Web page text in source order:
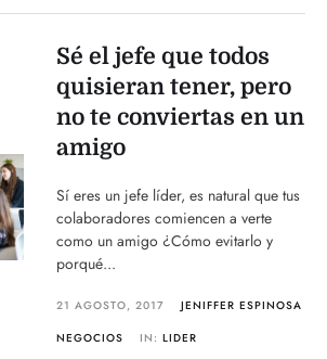
Sé el jefe que todos
quisieran tener, pero
no te conviertas en un
amigo
Sí eres un jefe líder, es natural que tus
colaboradores comiencen a verte
como un amigo ¿Cómo evitarlo y
porqué...
21 AGOSTO, 2017
JENIFFER ESPINOSA
NEGOCIOS
IN:LIDER